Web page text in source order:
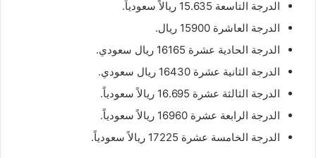
الدرجة التاسعة 15.635 ريالاً سعودياً.
الدرجة العاشرة 15900 ريال.
الدرجة الحادية عشرة 16165 ريال سعودي.
الدرجة الثانية عشرة 16430 ريال سعودي.
الدرجة الثالثة عشرة 16.695 ريالاً سعودياً.
الدرجة الرابعة عشرة 16960 ريالاً سعودياً.
الدرجة الخامسة عشرة 17225 ريالاً سعودياً.